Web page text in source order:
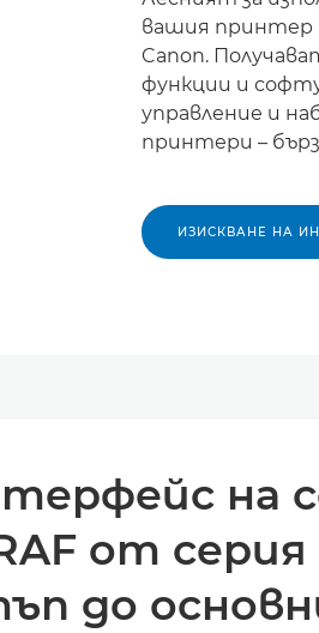
вашия принтер
Canon.
функции и
управление и
принтери –
ИЗИСКВАНЕ НА
на
от серия
до